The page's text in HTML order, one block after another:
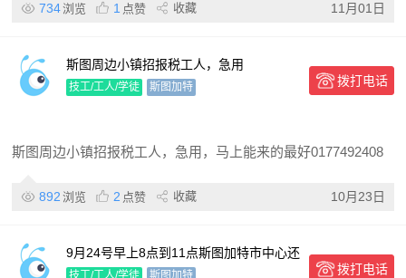
734浏览 1 点赞 收藏 11月01日
斯图周边小镇招报税工人，急用
技工/工人/学徒 斯图加特 拨打电话
斯图周边小镇招报税工人，急用，马上能来的最好0177492408
892 浏览 2 点赞 收藏 10月23日
9月24号早上8点到11点斯图加特市中心还
技工/工人/学徒 斯图加特 拨打电话